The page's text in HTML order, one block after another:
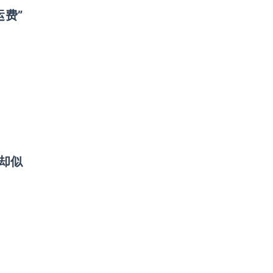
费”
似